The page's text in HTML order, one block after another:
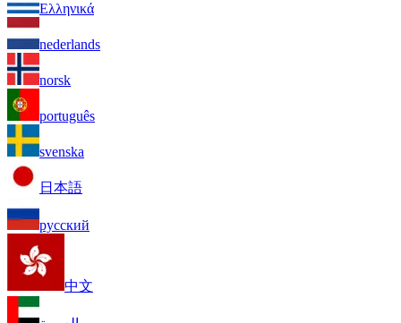
Ελληνικά
nederlands
norsk
português
svenska
日本語
русский
中文